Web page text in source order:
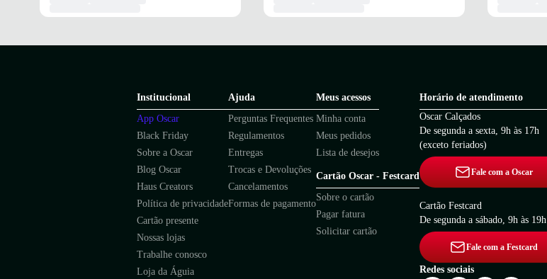
Institucional
App Oscar
Black Friday
Sobre a Oscar
Blog Oscar
Haus Creators
Política de privacidade
Cartão presente
Nossas lojas
Trabalhe conosco
Loja da Águia
Ajuda
Perguntas Frequentes
Regulamentos
Entregas
Trocas e Devoluções
Cancelamentos
Formas de pagamento
Meus acessos
Minha conta
Meus pedidos
Lista de desejos
Cartão Oscar - Festcard
Sobre o cartão
Pagar fatura
Solicitar cartão
Horário de atendimento
Oscar Calçados
De segunda a sexta, 9h às 17h
(exceto feriados)
Fale com a Oscar
Cartão Festcard
De segunda a sábado, 9h às 19h
Fale com a Festcard
Redes sociais